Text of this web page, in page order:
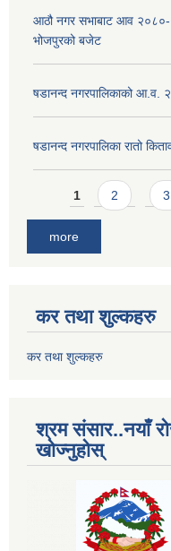
आठौ नगर सभाबाट आव २०८०-
भोजपुरको बजेट
षडानन्द नगरपालिकाको आ.व.
षडानन्द नगरपालिका रातो
Pages
1 2 3
more
कर तथा शुल्कहरु
कर तथा शुल्कहरु
श्रम संसार..नयाँ
खोज्नुहोस्